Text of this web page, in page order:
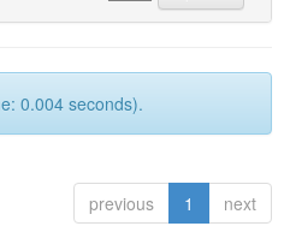
0.004 seconds).
previous 1 next